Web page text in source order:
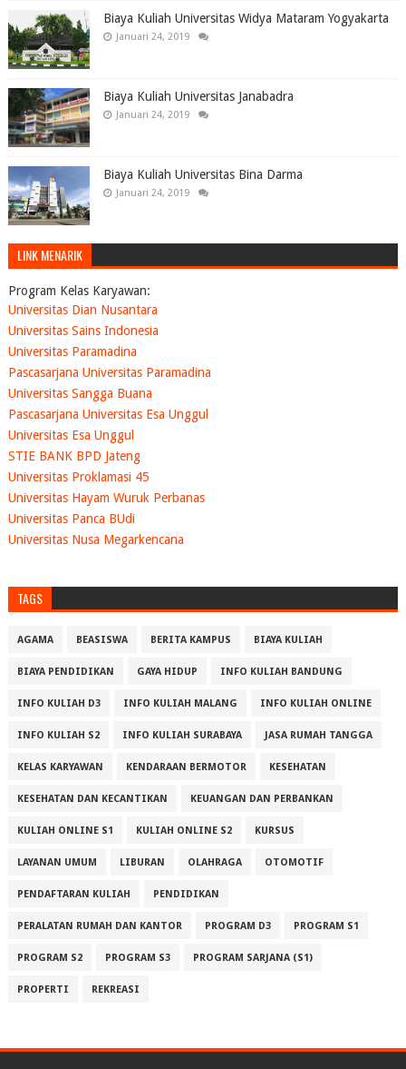
Biaya Kuliah Universitas Widya Mataram Yogyakarta
Januari 24, 2019
Biaya Kuliah Universitas Janabadra
Januari 24, 2019
Biaya Kuliah Universitas Bina Darma
Januari 24, 2019
LINK MENARIK
Program Kelas Karyawan:
Universitas Dian Nusantara
Universitas Sains Indonesia
Universitas Paramadina
Pascasarjana Universitas Paramadina
Universitas Sangga Buana
Pascasarjana Universitas Esa Unggul
Universitas Esa Unggul
STIE BANK BPD Jateng
Universitas Proklamasi 45
Universitas Hayam Wuruk Perbanas
Universitas Panca BUdi
Universitas Nusa Megarkencana
TAGS
AGAMA BEASISWA BERITA KAMPUS BIAYA KULIAH
BIAYA PENDIDIKAN GAYA HIDUP INFO KULIAH BANDUNG
INFO KULIAH D3 INFO KULIAH MALANG INFO KULIAH ONLINE
INFO KULIAH S2 INFO KULIAH SURABAYA JASA RUMAH TANGGA
KELAS KARYAWAN KENDARAAN BERMOTOR KESEHATAN
KESEHATAN DAN KECANTIKAN KEUANGAN DAN PERBANKAN
KULIAH ONLINE S1 KULIAH ONLINE S2 KURSUS
LAYANAN UMUM LIBURAN OLAHRAGA OTOMOTIF
PENDAFTARAN KULIAH PENDIDIKAN
PERALATAN RUMAH DAN KANTOR PROGRAM D3 PROGRAM S1
PROGRAM S2 PROGRAM S3 PROGRAM SARJANA (S1)
PROPERTI REKREASI